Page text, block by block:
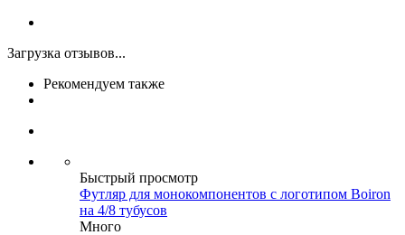
Загрузка отзывов...
Рекомендуем также
Быстрый просмотр
Футляр для монокомпонентов с логотипом Boiron
на 4/8 тубусов
Много